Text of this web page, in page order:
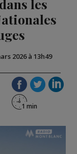
les
2026 à 13h49